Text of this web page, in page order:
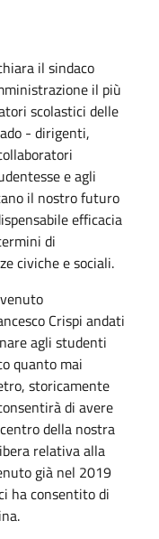
il sindaco
il più
scolastici delle
- dirigenti,
e agli
il nostro futuro
efficacia
di
civiche e sociali.
Crispi andati
agli studenti
quanto mai
storicamente
di avere
della nostra
relativa alla
già nel 2019
ha consentito di